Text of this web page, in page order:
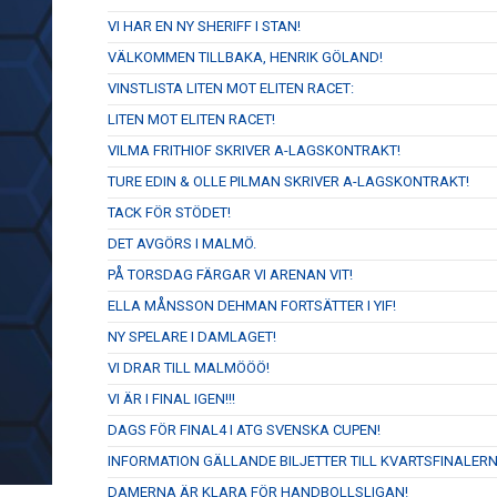
VI HAR EN NY SHERIFF I STAN!
VÄLKOMMEN TILLBAKA, HENRIK GÖLAND!
VINSTLISTA LITEN MOT ELITEN RACET:
LITEN MOT ELITEN RACET!
VILMA FRITHIOF SKRIVER A-LAGSKONTRAKT!
TURE EDIN & OLLE PILMAN SKRIVER A-LAGSKONTRAKT!
TACK FÖR STÖDET!
DET AVGÖRS I MALMÖ.
PÅ TORSDAG FÄRGAR VI ARENAN VIT!
ELLA MÅNSSON DEHMAN FORTSÄTTER I YIF!
NY SPELARE I DAMLAGET!
VI DRAR TILL MALMÖÖÖ!
VI ÄR I FINAL IGEN!!!
DAGS FÖR FINAL4 I ATG SVENSKA CUPEN!
INFORMATION GÄLLANDE BILJETTER TILL
DAMERNA ÄR KLARA FÖR HANDBOLLSLIGAN!